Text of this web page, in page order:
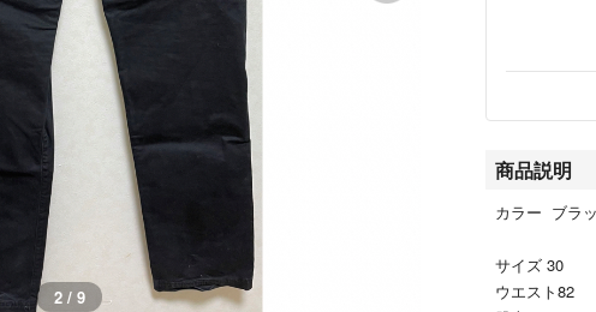
3 / 9
商品説明
カラー ブラ
サイズ 30
ウエスト82